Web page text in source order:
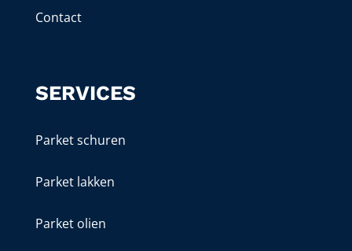
Contact
SERVICES
Parket schuren
Parket lakken
Parket olien